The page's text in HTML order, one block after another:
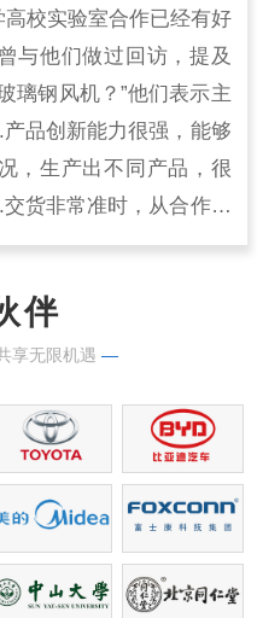
校实验室合作已经有好
与他们做过回访，提及
璃钢风机？”他们表示主
品创新能力很强，能够
，生产出不同产品，很
货非常准时，从合作开
时交货的情况，生产实
伴
享无限机遇 —